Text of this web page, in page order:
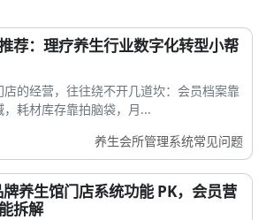
荐：理疗养生行业数字化转型小帮
的经营，往往绕不开几道坎：会员档案靠
耗材库存靠拍脑袋，月...
养生会所管理系统常见问题
养生馆门店系统功能 PK，会员营
拆解